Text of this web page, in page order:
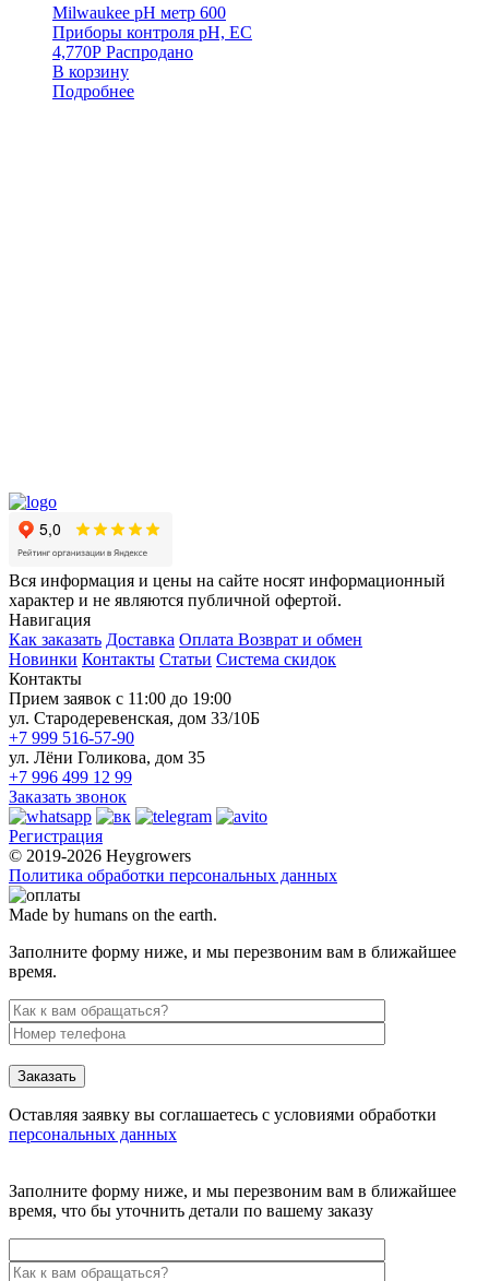
Milwaukee pH метр 600
Приборы контроля pH, EC
4,770Р Распродано
В корзину
Подробнее
Вся информация и цены на сайте носят информационный
характер и не являются публичной офертой.
Навигация
Как заказать Доставка Оплата Возврат и обмен
Новинки Контакты Статьи Система скидок
Контакты
Прием заявок с 11:00 до 19:00
ул. Стародеревенская, дом 33/10Б
+7 999 516-57-90
ул. Лёни Голикова, дом 35
+7 996 499 12 99
Заказать звонок
Регистрация
© 2019-2026 Heygrowers
Политика обработки персональных данных
Made by humans on the earth.
Заполните форму ниже, и мы перезвоним вам в ближайшее
время.
Заказать
Оставляя заявку вы соглашаетесь с условиями обработки
персональных данных
Заполните форму ниже, и мы перезвоним вам в ближайшее
время, что бы уточнить детали по вашему заказу